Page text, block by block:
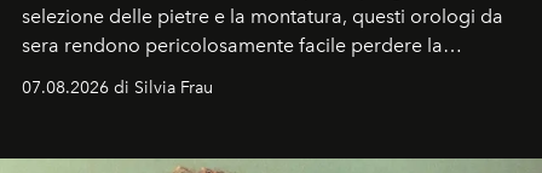
selezione delle pietre e la montatura, questi orologi da
sera rendono pericolosamente facile perdere la
07.08.2026 di Silvia Frau